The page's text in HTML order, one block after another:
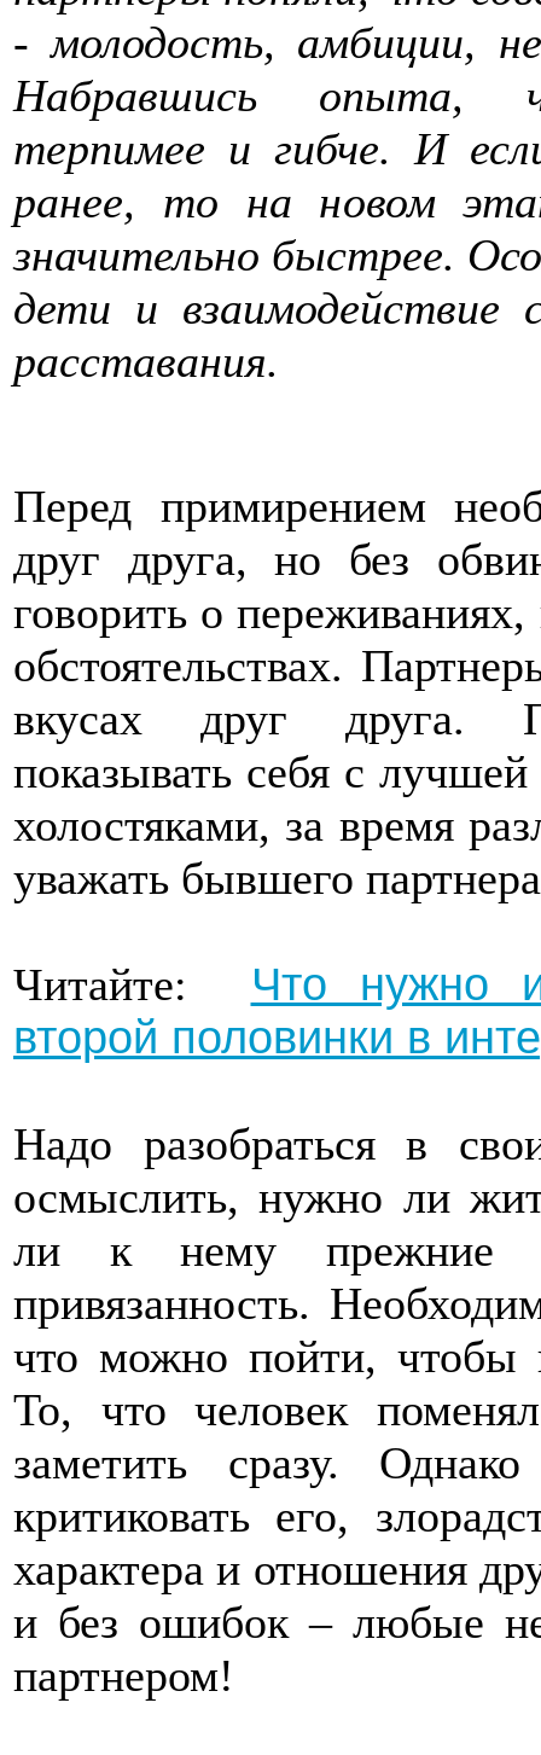
- молодость, амбиции,
Набравшись опыта,
терпимее и гибче. И
ранее, то на новом
значительно быстрее.
дети и взаимодействие
расставания.
Перед примирением
друг друга, но без
говорить о
обстоятельствах.
вкусах друг друга.
показывать себя с
холостяками, за время
уважать бывшего
Читайте: Что нужно
второй половинки в
Надо разобраться в
осмыслить, нужно ли
ли к нему прежние
привязанность.
что можно пойти, чтобы
То, что человек
заметить сразу.
критиковать его,
характера и отношения
и без ошибок – любые
партнером!